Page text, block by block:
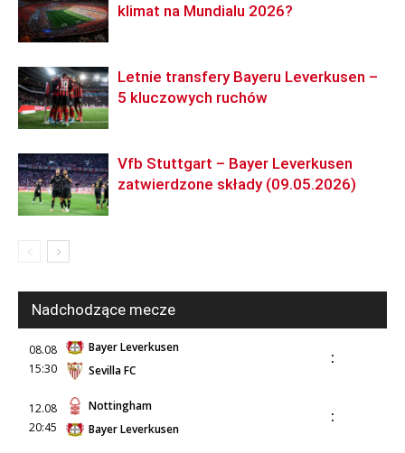
klimat na Mundialu 2026?
Letnie transfery Bayeru Leverkusen –
5 kluczowych ruchów
Vfb Stuttgart – Bayer Leverkusen
zatwierdzone składy (09.05.2026)
Nadchodzące mecze
08.08
15:30
Bayer Leverkusen
Sevilla FC
:
12.08
20:45
Nottingham
Bayer Leverkusen
: